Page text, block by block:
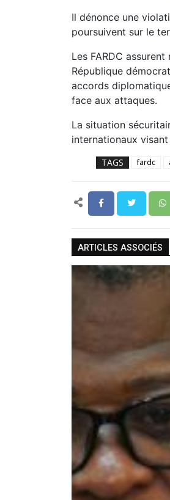
Il dénonce une
poursuivent sur le
Les FARDC
République
accords
face aux attaques.
La situation
internationaux
TAGS fardc
ARTICLES ASSOCIÉS